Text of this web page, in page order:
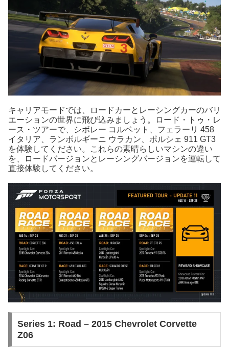
キャリアモードでは、ロードカーとレーシングカーのバリ
エーションの世界に飛び込みましょう。ロード・トゥ・レ
ース・ツアーで、シボレー コルベット、フェラーリ 458
イタリア、ランボルギーニ ウラカン、ポルシェ 911 GT3
を体験してください。これらの素晴らしいマシンの違い
を、ロードバージョンとレーシングバージョンを運転して
直接体験してください。
Series 1: Road – 2015 Chevrolet Corvette
Z06